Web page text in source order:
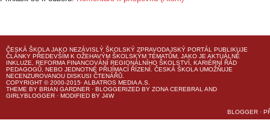
ČESKÁ ŠKOLA JAKO NEZÁVISLÝ ŠKOLSKÝ ZPRAVODAJSKÝ PORTÁL PUBLIKUJE
ČLÁNKY PŘEDEVŠÍM K OŽEHAVÝM ŠKOLSKÝM TÉMATŮM, JAKO JE AKTUÁLNĚ
INKLUZE, REFORMA FINANCOVÁNÍ REGIONÁLNÍHO ŠKOLSTVÍ, KARIÉRNÍ ŘÁD
PEDAGOGŮ, NEBO JEDNOTNÉ PŘIJÍMACÍ ŘÍZENÍ. ČESKÁ ŠKOLA UMOŽŇUJE
NECENZUROVANOU DISKUSI ČTENÁŘŮ.
COPYRIGHT © 2000-2015· ALBATROS MEDIA A.S.
THEME BY BRIAN GARDNER · BLOGGERIZED BY ZONA CEREBRAL AND
GIRLYBLOGGER · MODIFIED BY J4W
BLOGGER ·